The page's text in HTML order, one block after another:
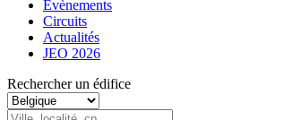
Évènements
Circuits
Actualités
JEO 2026
Rechercher un édifice